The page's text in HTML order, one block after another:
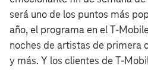
será uno de los puntos más
año, el programa en el
noches de artistas de primera
y más. Y los clientes de